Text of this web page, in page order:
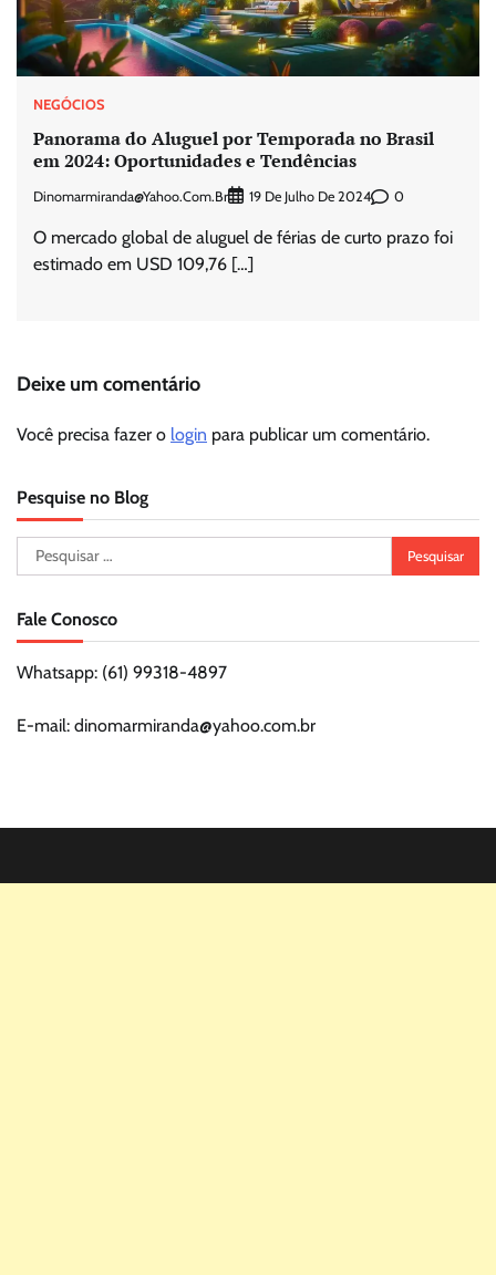
NEGÓCIOS
Panorama do Aluguel por Temporada no Brasil
em 2024: Oportunidades e Tendências
Dinomarmiranda@yahoo.com.br 19 De Julho De 2024 0
O mercado global de aluguel de férias de curto prazo foi
estimado em USD 109,76 […]
Deixe um comentário
Você precisa fazer o login para publicar um comentário.
Pesquise no Blog
Pesquisar
por:
Fale Conosco
Whatsapp: (61) 99318-4897
E-mail: dinomarmiranda@yahoo.com.br